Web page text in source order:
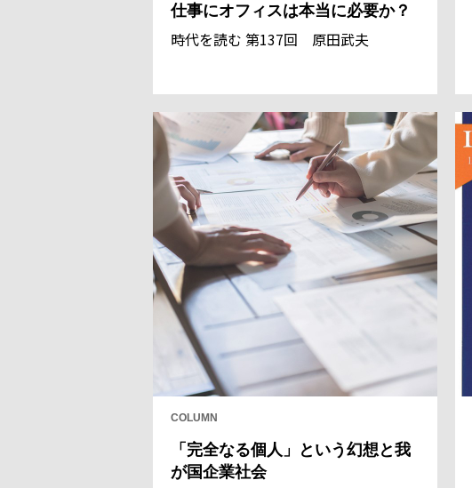
仕事にオフィスは本当に必要か？
時代を読む 第137回 原田武夫
COLUMN
「完全なる個人」という幻想と我
が国企業社会